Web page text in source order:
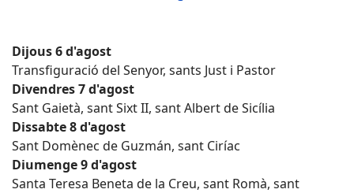
Dijous 6 d'agost
Transfiguració del Senyor, sants Just i Pastor
Divendres 7 d'agost
Sant Gaietà, sant Sixt II, sant Albert de Sicília
Dissabte 8 d'agost
Sant Domènec de Guzmán, sant Ciríac
Diumenge 9 d'agost
Santa Teresa Beneta de la Creu, sant Romà, sant